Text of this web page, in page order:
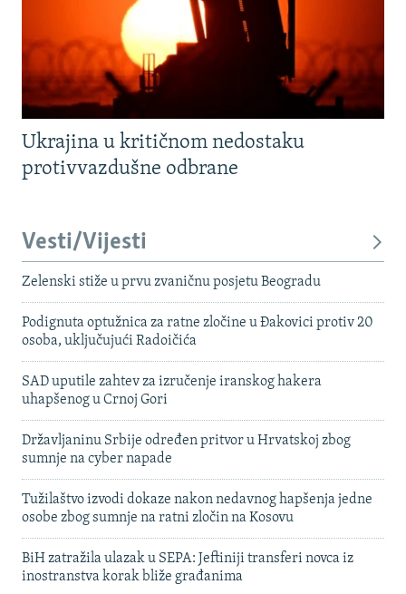
Ukrajina u kritičnom nedostaku
protivvazdušne odbrane
Vesti/Vijesti
Zelenski stiže u prvu zvaničnu posjetu Beogradu
Podignuta optužnica za ratne zločine u Đakovici protiv 20
osoba, uključujući Radoičića
SAD uputile zahtev za izručenje iranskog hakera
uhapšenog u Crnoj Gori
Državljaninu Srbije određen pritvor u Hrvatskoj zbog
sumnje na cyber napade
Tužilaštvo izvodi dokaze nakon nedavnog hapšenja jedne
osobe zbog sumnje na ratni zločin na Kosovu
BiH zatražila ulazak u SEPA: Jeftiniji transferi novca iz
inostranstva korak bliže građanima